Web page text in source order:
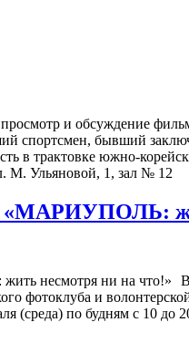
и обсуждение
спортсмен, бывший
в трактовке южно-
М. Ульяновой, 1, зал № 12
«МАРИУПОЛЬ:
фотоклуба и
(среда) по будням с 10